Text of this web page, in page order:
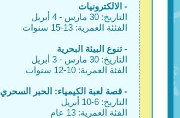
- الالكترونيات
التاريخ: 30 مارس - 4 أبريل
الفئئة العمرية: 13-15 سنوات
- تنوع البيئة البحرية
التاريخ: 30 مارس - 3 أبريل
الفئة العمرية: 10-12 سنوات
- قصة لعبة الكيمياء: الحبر السحري
التاريخ: 6-10 أبريل
الفئة العمرية: 13 عام